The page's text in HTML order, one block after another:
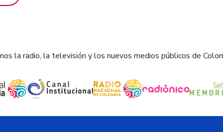
la radio, la televisión y los nuevos medios públicos de